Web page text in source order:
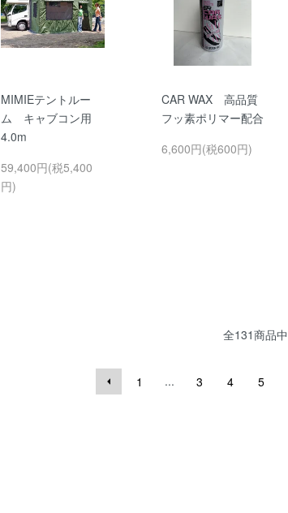
MIMIEテントルー
ム キャブコン用
4.0m
59,400円(税5,400
円)
CAR WAX 高品質
フッ素ポリマー配合
6,600円(税600円)
全131商品中
1 ... 3 4 5